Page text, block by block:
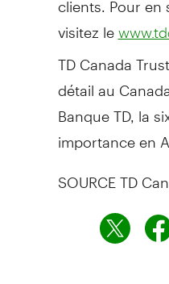
visitez le
TD Canada
détail au
Banque TD, la
importance en
SOURCE TD